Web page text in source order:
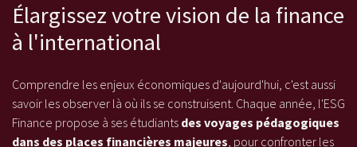
Élargissez votre vision de la finance
à l'international
Comprendre les enjeux économiques d'aujourd'hui, c'est aussi
savoir les observer là où ils se construisent. Chaque année, l'ESG
Finance propose à ses étudiants des voyages pédagogiques
dans des places financières majeures, pour confronter les